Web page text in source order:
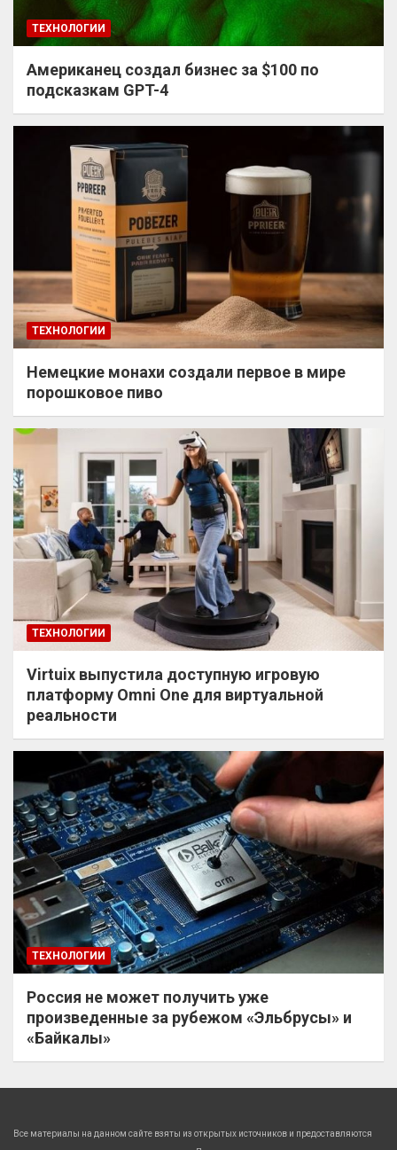
ТЕХНОЛОГИИ
Американец создал бизнес за $100 по
подсказкам GPT-4
ТЕХНОЛОГИИ
Немецкие монахи создали первое в мире
порошковое пиво
ТЕХНОЛОГИИ
Virtuix выпустила доступную игровую
платформу Omni One для виртуальной
реальности
ТЕХНОЛОГИИ
Россия не может получить уже
произведенные за рубежом «Эльбрусы» и
«Байкалы»
Все материалы на данном сайте взяты из открытых источников и предоставляются